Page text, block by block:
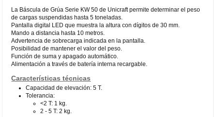
La Báscula de Grúa Serie KW 50 de Unicraft permite determinar el peso
de cargas suspendidas hasta 5 toneladas.
Pantalla digital LED que muestra la altura con dígitos de 30 mm.
Mando a distancia hasta 10 metros.
Advertencia de sobrecarga indicada en la pantalla.
Posibilidad de mantener el valor del peso.
Función de suma y apagado automático.
Alimentación a través de batería interna recargable.
Características técnicas
Capacidad de elevación: 5 T.
Tolerancia:
<2 T: 1 kg.
2 - 5 T: 2 kg.